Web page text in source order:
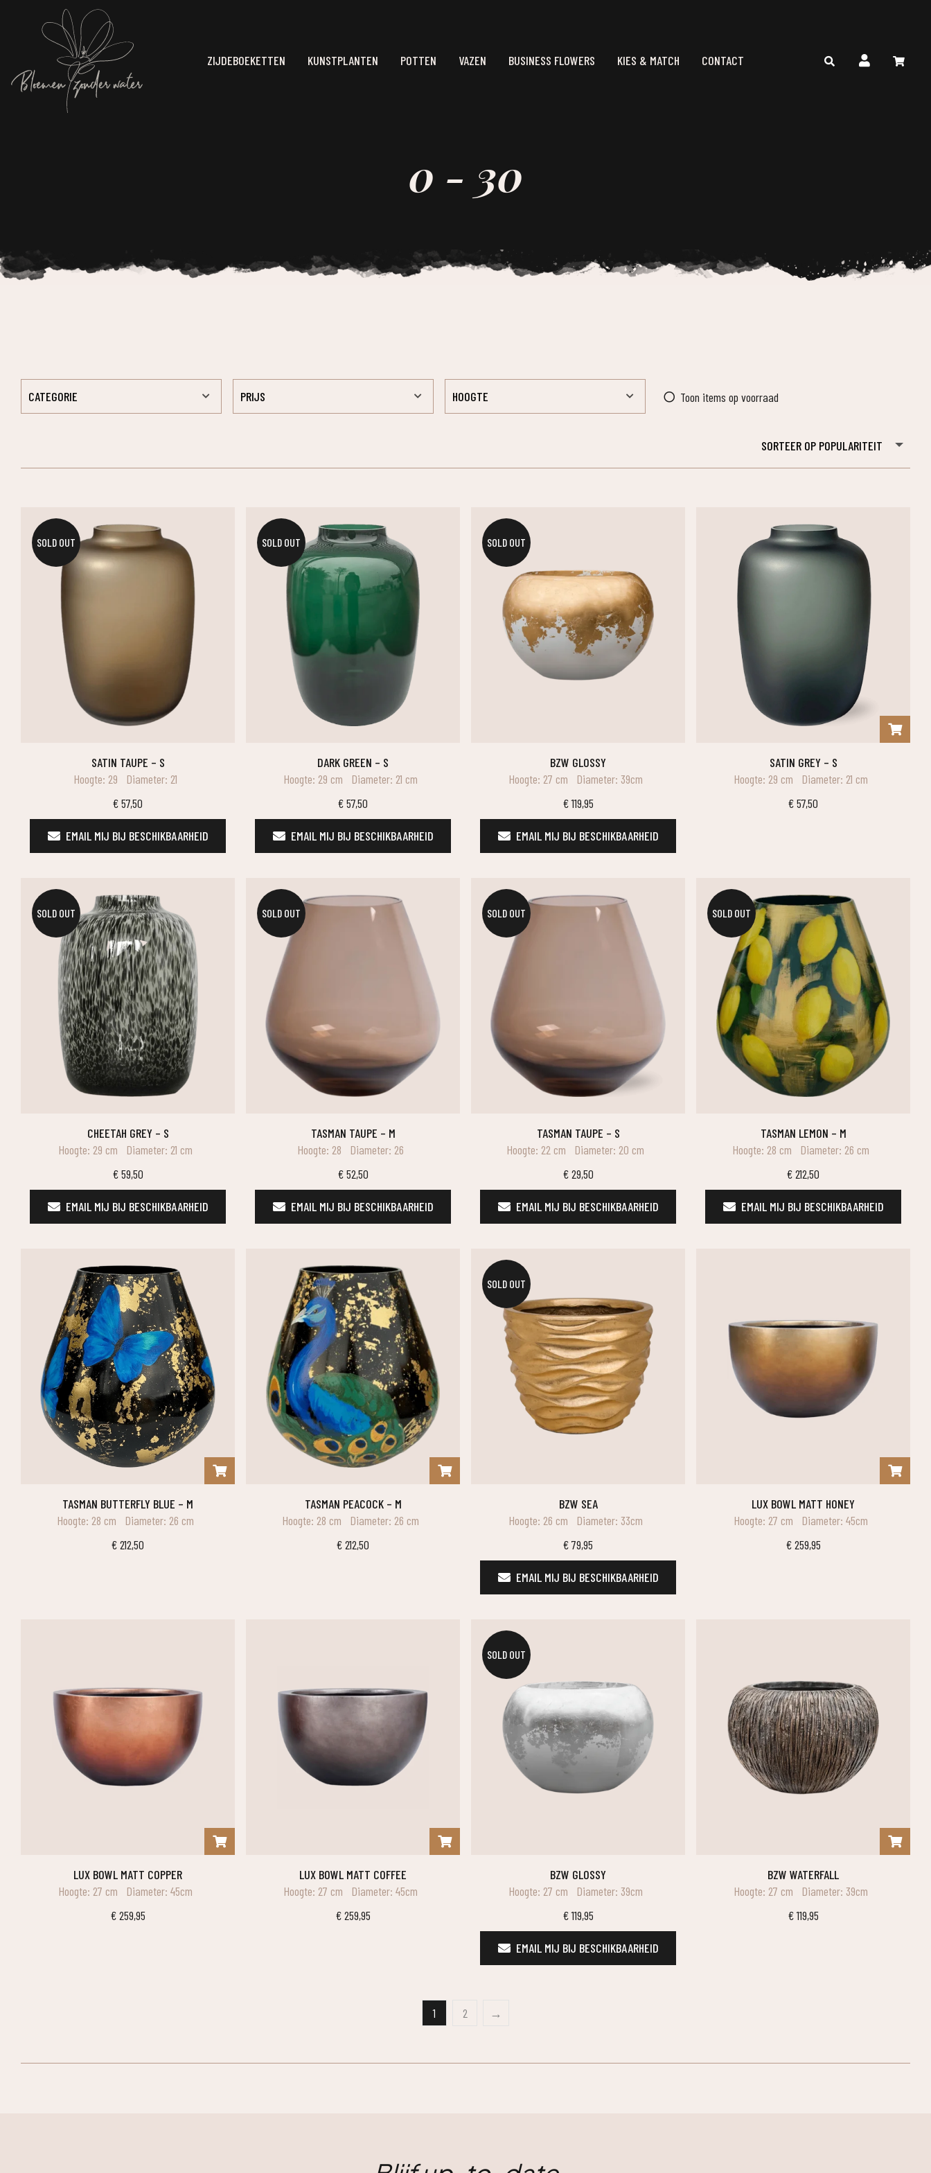
ZIJDEBOEKETTEN KUNSTPLANTEN POTTEN VAZEN BUSINESS FLOWERS KIES & MATCH CONTACT
0 - 30
CATEGORIE PRIJS HOOGTE In stock
SORTEER OP POPULARITEIT
SOLD OUT
SATIN TAUPE – S
Hoogte: 29
Diameter: 21
€57,50
EMAIL MIJ BIJ BESCHIKBAARHEID
SOLD OUT
DARK GREEN – S
Hoogte: 29 cm
Diameter: 21 cm
€57,50
EMAIL MIJ BIJ BESCHIKBAARHEID
SOLD OUT
BZW GLOSSY
Hoogte: 27 cm
Diameter: 39cm
€119,95
EMAIL MIJ BIJ BESCHIKBAARHEID
SATIN GREY – S
Hoogte: 29 cm
Diameter: 21 cm
€57,50
SOLD OUT
CHEETAH GREY – S
Hoogte: 29 cm
Diameter: 21 cm
€ 59,50
EMAIL MIJ BIJ BESCHIKBAARHEID
SOLD OUT
TASMAN TAUPE – M
Hoogte: 28
Diameter: 26
€ 52,50
EMAIL MIJ BIJ BESCHIKBAARHEID
SOLD OUT
TASMAN TAUPE – S
Hoogte: 22 cm
Diameter: 20 cm
€ 29,50
EMAIL MIJ BIJ BESCHIKBAARHEID
SOLD OUT
TASMAN LEMON – M
Hoogte: 28 cm
Diameter: 26 cm
€212,50
EMAIL MIJ BIJ BESCHIKBAARHEID
TASMAN BUTTERFLY BLUE – M
Hoogte: 28 cm
Diameter: 26 cm
€212,50
TASMAN PEACOCK – M
Hoogte: 28 cm
Diameter: 26 cm
€212,50
SOLD OUT
BZW SEA
Hoogte: 26 cm
Diameter: 33cm
€79,95
EMAIL MIJ BIJ BESCHIKBAARHEID
LUX BOWL MATT HONEY
Hoogte: 27 cm
Diameter: 45cm
€ 259,95
LUX BOWL MATT COPPER
Hoogte: 27 cm
Diameter: 45cm
€ 259,95
LUX BOWL MATT COFFEE
Hoogte: 27 cm
Diameter: 45cm
€ 259,95
SOLD OUT
BZW GLOSSY
Hoogte: 27 cm
Diameter: 39cm
€119,95
EMAIL MIJ BIJ BESCHIKBAARHEID
BZW WATERFALL
Hoogte: 27 cm
Diameter: 39cm
€119,95
1 2 →